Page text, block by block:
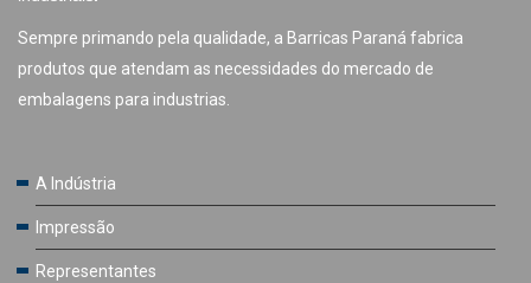
Sempre primando pela qualidade, a Barricas Paraná fabrica
produtos que atendam as necessidades do mercado de
embalagens para industrias.
A Indústria
Impressão
Representantes